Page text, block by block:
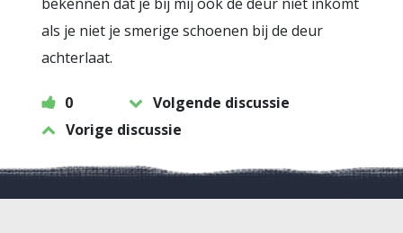
als je niet je smerige schoenen bij de deur
achterlaat.
0
Volgende discussie
Vorige discussie